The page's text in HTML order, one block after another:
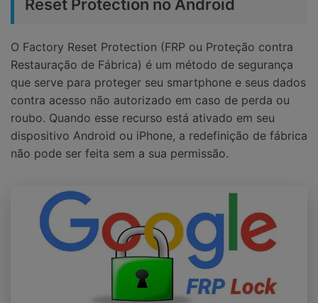
Reset Protection no Android
O Factory Reset Protection (FRP ou Proteção contra
Restauração de Fábrica) é um método de segurança
que serve para proteger seu smartphone e seus dados
contra acesso não autorizado em caso de perda ou
roubo. Quando esse recurso está ativado em seu
dispositivo Android ou iPhone, a redefinição de fábrica
não pode ser feita sem a sua permissão.